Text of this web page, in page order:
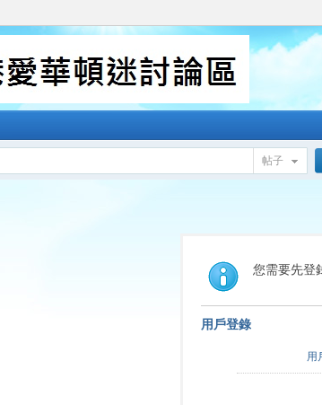
帖子
您需要先登
用戶登錄
用